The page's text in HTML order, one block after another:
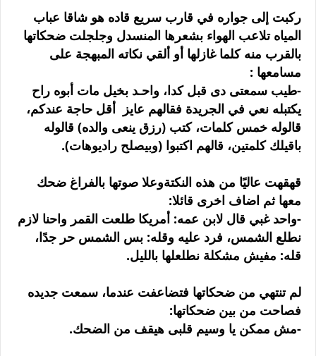
ركبت إلى جواره في قارب سريع قاده هو شاقا عباب
المياه تلاعب الهواء بشعرها المنسدل وجلجلت ضحكاتها
بالقرب منه كلما غازلها أو ألقي نكاته المبهجة على
مسامعها :
-طيب سمعتى دى قبل كدا، واحـد بخيل مات أبوه راح
يكتبله نعي في الجريدة فقالهم عايز أقل حاجة عندكم،
قالوله خمس كلمات، كتب (رزق ينعى والده) قالوله
باقيلك كلمتين، قالهم اكتبوا (وبيصلح راديوهات).
قهقهت عاليًا من هذه النكتةوعلا صوتها بالفراغ ضحك
معها ثم اضاف اخرى قائلا:
-واحد غبي قال لابن عمه: أمريكا طلعت القمر واحنا لازم
نطلع الشمس، فرد عليه وقله: بس الشمس حر جدًا،
قله: مفيش مشكلة نطلعلها بالليل.
لم تنتهي من ضحكاتها فتضاعفت عندما، سمعت جديده
فصاحت من بين ضحكاتها:
-مش ممكن يا وسيم قلبى هيقف من الضحك.